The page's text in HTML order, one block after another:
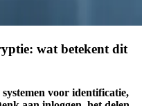
wat betekent dit
voor identificatie,